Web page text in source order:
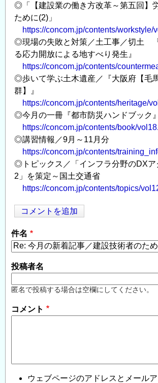
◎「【建設業の働き方改革～第五回】
ために(2)」
https://concom.jp/contents/workstyle/
◎現場の失敗と対策／土工事／切土
る応力開放による地すべり発生』
https://concom.jp/contents/
◎歩いて学ぶ土木遺産／『大阪府【毛
群】』
https://concom.jp/contents/heritage/
◎今月の一冊『都市防災ハンドブック』
https://concom.jp/contents/book/
◎講習情報／9月～11月分
https://concom.jp/contents/
◎トピックス／「インフラ分野のDXア
2」を策定～国土交通省
https://concom.jp/contents/topics/
コメントを追加
件名
投稿者名
匿名で投稿する場合は空欄にしてください。
コメント
ウェブページのアドレスとメール